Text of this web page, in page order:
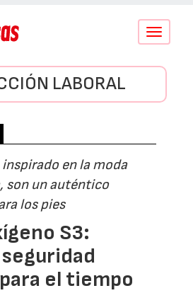
Conmutar
LABORAL
en la moda
son un auténtico
los pies
S3:
el tiempo